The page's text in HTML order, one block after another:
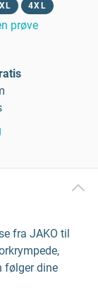
4XL
prøve
fra JAKO til
følger dine